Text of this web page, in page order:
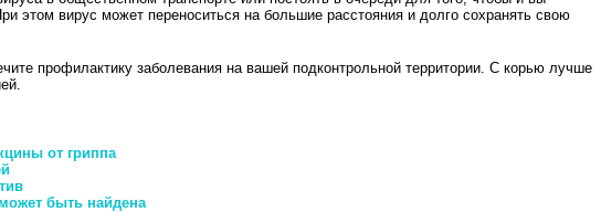
этом вирус может переноситься на большие расстояния и долго сохранять свою
профилактику заболевания на вашей подконтрольной территории. С корью лучше
от гриппа
быть найдена